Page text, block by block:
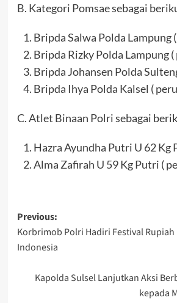
B. Kategori Pomsae sebagai
Bripda Salwa Polda Lampung
⁠Bripda Rizky Polda Lampung (
⁠Bripda Johansen Polda
⁠Bripda Ihya Polda Kalsel (
C. Atlet Binaan Polri sebagai
Hazra Ayundha Putri U 62 Kg
Alma Zafirah U 59 Kg Putri (
Post
navigation
Previous:
Korbrimob Polri Hadiri Festival
Indonesia
Kapolda Sulsel Lanjutkan Aksi
kepada